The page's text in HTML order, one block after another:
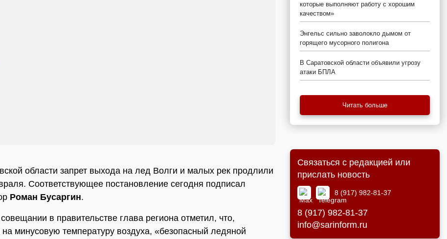
области запрет выхода на лед Волги и малых рек продлили
Соответствующее постановление сегодня подписал
Роман Бусаргин.
в правительстве глава региона отметил, что,
на минусовую температуру воздуха, «безопасный ледяной
которые выполняют работу с хорошим
качеством»
Энгельс сильно заволокло дымом от
горящего мусорного полигона
В Саратовской области объявили угрозу
атаки БПЛА
Читать больше
Связаться с редакцией или
прислать новость
8 (917) 982-81-37
8 (917) 982-81-37
info@sarinform.ru